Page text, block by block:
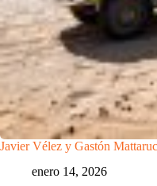
Javier Vélez y Gastón
enero 14, 2026